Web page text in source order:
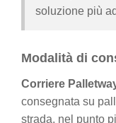
soluzione più
Modalità di
Corriere
consegnata su
strada, nel punto